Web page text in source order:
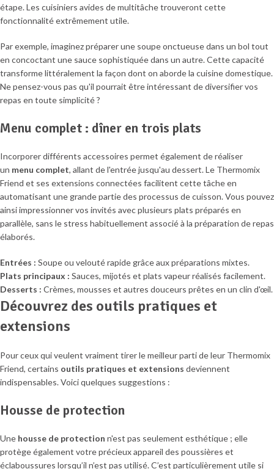
étape. Les cuisiniers avides de multitâche trouveront cette
fonctionnalité extrêmement utile.
Par exemple, imaginez préparer une soupe onctueuse dans un bol tout
en concoctant une sauce sophistiquée dans un autre. Cette capacité
transforme littéralement la façon dont on aborde la cuisine domestique.
Ne pensez-vous pas qu'il pourrait être intéressant de diversifier vos
repas en toute simplicité ?
Menu complet : dîner en trois plats
Incorporer différents accessoires permet également de réaliser
un menu complet, allant de l'entrée jusqu'au dessert. Le Thermomix
Friend et ses extensions connectées facilitent cette tâche en
automatisant une grande partie des processus de cuisson. Vous pouvez
ainsi impressionner vos invités avec plusieurs plats préparés en
parallèle, sans le stress habituellement associé à la préparation de repas
élaborés.
Entrées : Soupe ou velouté rapide grâce aux préparations mixtes.
Plats principaux : Sauces, mijotés et plats vapeur réalisés facilement.
Desserts : Crèmes, mousses et autres douceurs prêtes en un clin d'œil.
Découvrez des outils pratiques et
extensions
Pour ceux qui veulent vraiment tirer le meilleur parti de leur Thermomix
Friend, certains outils pratiques et extensions deviennent
indispensables. Voici quelques suggestions :
Housse de protection
Une housse de protection n'est pas seulement esthétique ; elle
protège également votre précieux appareil des poussières et
éclaboussures lorsqu’il n’est pas utilisé. C’est particulièrement utile si